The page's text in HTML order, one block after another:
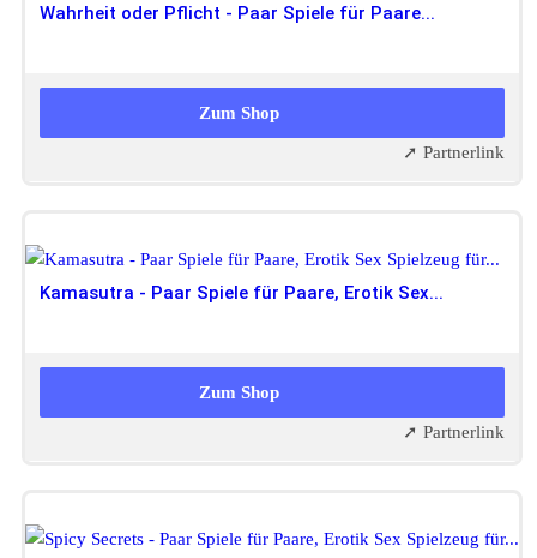
Wahrheit oder Pflicht - Paar Spiele für Paare...
Zum Shop
➚ Partnerlink
Kamasutra - Paar Spiele für Paare, Erotik Sex...
Zum Shop
➚ Partnerlink